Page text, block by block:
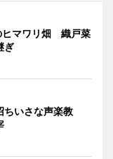
マワリ畑 織戸菜
ぎ
ちいさな声楽教